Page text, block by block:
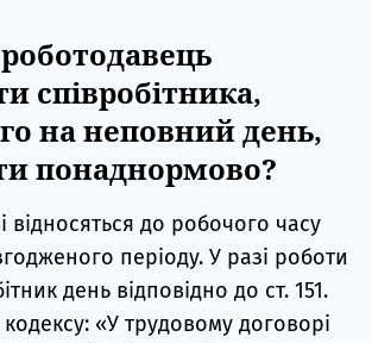
співробітника,
на неповний день,
понаднормово?
до робочого часу
періоду. У разі роботи
день відповідно до ст. 151.
«У трудовому договорі